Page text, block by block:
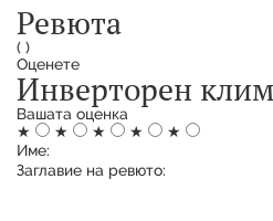
Ревюта
( )
Оценете
Инверторен
Вашата оценка
★
★ ★ ★
★
Име:
Заглавие на ревюто: